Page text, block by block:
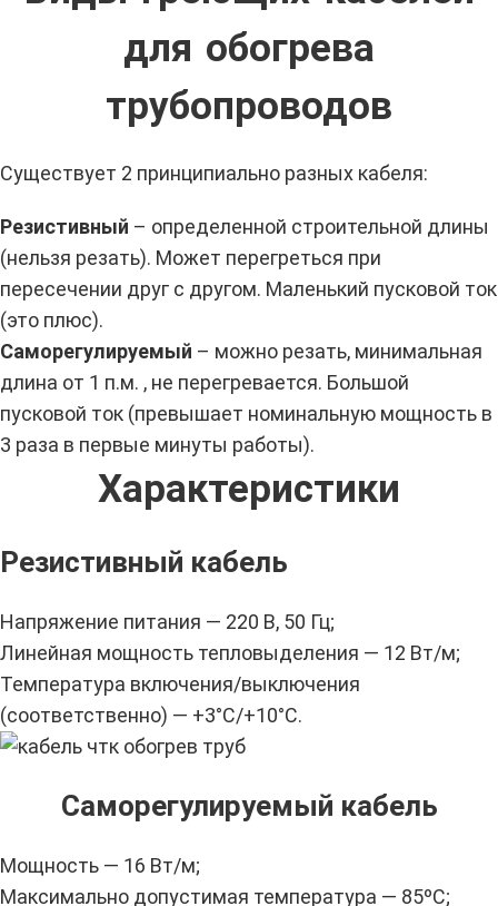
для обогрева
трубопроводов
Существует 2 принципиально разных кабеля:
Резистивный – определенной строительной длины
(нельзя резать). Может перегреться при
пересечении друг с другом. Маленький пусковой ток
(это плюс).
Саморегулируемый – можно резать, минимальная
длина от 1 п.м. , не перегревается. Большой
пусковой ток (превышает номинальную мощность в
3 раза в первые минуты работы).
Характеристики
Резистивный кабель
Напряжение питания — 220 В, 50 Гц;
Линейная мощность тепловыделения — 12 Вт/м;
Температура включения/выключения
(соответственно) — +3°С/+10°С.
Саморегулируемый кабель
Мощность — 16 Вт/м;
Максимально допустимая температура — 85ºС;